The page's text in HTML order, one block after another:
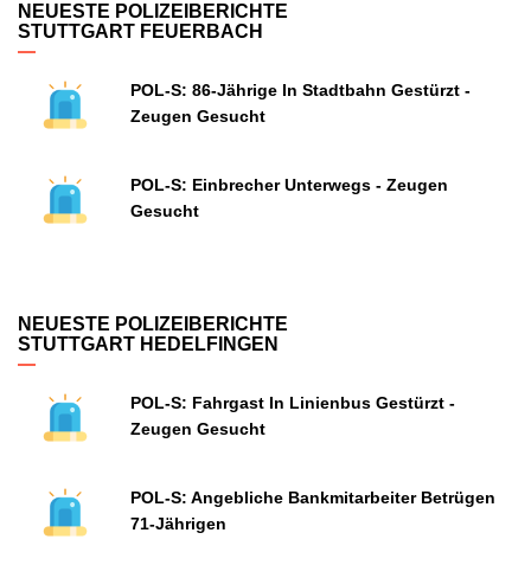
NEUESTE POLIZEIBERICHTE
STUTTGART FEUERBACH
POL-S: 86-Jährige In Stadtbahn Gestürzt -
Zeugen Gesucht
POL-S: Einbrecher Unterwegs - Zeugen
Gesucht
NEUESTE POLIZEIBERICHTE
STUTTGART HEDELFINGEN
POL-S: Fahrgast In Linienbus Gestürzt -
Zeugen Gesucht
POL-S: Angebliche Bankmitarbeiter Betrügen
71-Jährigen